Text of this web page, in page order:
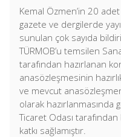
Kemal Özmen’in 20 adet
gazete ve dergilerde
sunulan çok sayıda
TÜRMOB’u temsilen
tarafından hazırlanan
anasözleşmesinin
ve mevcut
olarak hazırlanmasında
Ticaret Odası
katkı sağlamıştır.